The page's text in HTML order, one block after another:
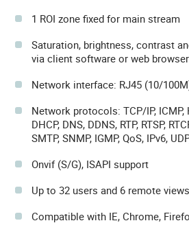
1 ROI zone fixed for main stream
Saturation, brightness, contrast
via client software or web browser
Network interface: RJ45 (10/
Network protocols: TCP/IP, ICMP,
DHCP, DNS, DDNS, RTP, RTSP,
SMTP, SNMP, IGMP, QoS, IPv6,
Onvif (S/G), ISAPI support
Up to 32 users and 6 remote views
Compatible with IE, Chrome,